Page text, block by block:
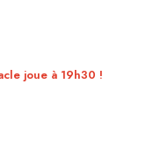
joue à 19h30 !